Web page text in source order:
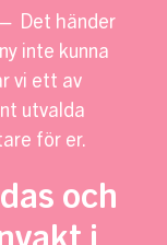
Det händer
inte kunna
vi ett av
utvalda
för er.
och